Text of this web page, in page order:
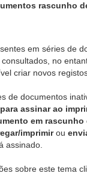
rascunho
em séries de
no
criar novos
de documentos
assinar ao
em rascunho
imprimirou
assinado.
sobre este tema